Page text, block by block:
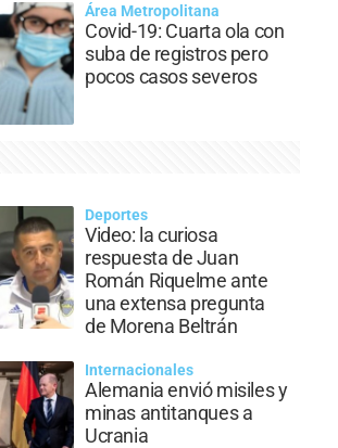
Área Metropolitana
Covid-19: Cuarta ola con
suba de registros pero
pocos casos severos
Deportes
Video: la curiosa
respuesta de Juan
Román Riquelme ante
una extensa pregunta
de Morena Beltrán
Internacionales
Alemania envió misiles y
minas antitanques a
Ucrania